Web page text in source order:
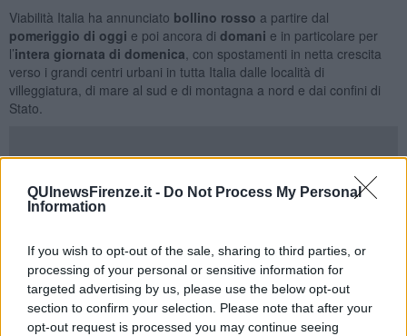
QUInewsFirenze.it - Do Not Process My Personal
Information
If you wish to opt-out of the sale, sharing to third parties, or
processing of your personal or sensitive information for
targeted advertising by us, please use the below opt-out
section to confirm your selection. Please note that after your
opt-out request is processed you may continue seeing
Viabilità Italia ha annunciato bollino rosso a partire dal
pomeriggio di oggi e poi ancora di domani e in particolare per
l’intera giornata di domenica , con spostamenti in netta crescita
verso i grandi centri urbani in tutta Italia dalle località di
villeggiatura, di mare al sud e di montagna a nord e dai confini di
Stato.
Si prevede, inoltre, un consistente flusso di traffico in prossimità dei
centri urbani, in direzione nord, soprattutto a partire dal tardo
settimana
.
Per consentire la fluidità del traffico, Anas (Gruppo FS Italiane) fa
sapere di aver potenziato l’impegno del personale su tutto il
territorio nazionale limitando anche la presenza deicantierifino al
3 Settembre: sospesi 906 cantieri, il 70% di quelli attivi (1.278).